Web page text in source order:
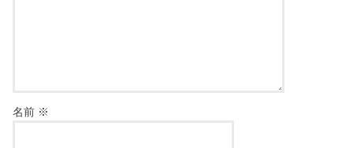
名前 ※